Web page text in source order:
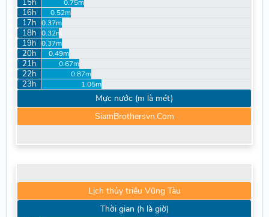
15h 0.75m
16h 0.52m
17h 0.37m
18h 0.32m
19h 0.37m
20h 0.49m
21h 0.67m
22h 0.87m
23h 1.05m
Mực nước (m là mét)
SiamBrothersvn.Com
Lịch thủy triều Vũng Tàu
Thời gian (h là giờ)